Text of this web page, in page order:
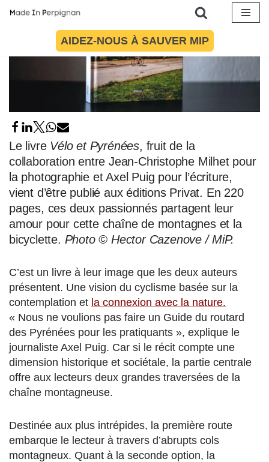
AIDEZ-NOUS À SAUVER MIP
Le livre Vélo et Pyrénées, fruit de la
collaboration entre Jean-Christophe Milhet pour
la photographie et Axel Puig pour l’écriture,
vient d’être publié aux éditions Privat. En 220
pages, ces deux passionnés partagent leur
amour pour cette chaîne de montagnes et la
bicyclette. Photo © Hector Cazenove / MiP.
C’est un livre à leur image que les deux auteurs
présentent. Une vision du cyclisme basée sur la
contemplation et la connexion avec la nature.
« Nous ne voulions pas faire un Guide du routard
des Pyrénées pour les pratiquants », explique le
journaliste Axel Puig. Car si le récit compte une
dimension historique et sociétale, la partie centrale
offre aux lecteurs deux grandes traversées de la
chaîne montagneuse.
Destinée aux plus intrépides, la première route
embarque le lecteur à travers d’abrupts cols
montagneux. Quant à la seconde option, la